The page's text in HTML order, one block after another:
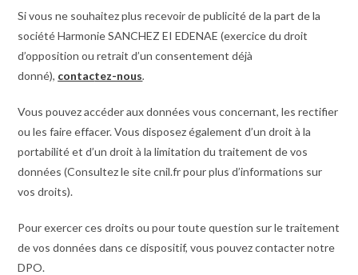
Si vous ne souhaitez plus recevoir de publicité de la part de la
société Harmonie SANCHEZ EI EDENAE (exercice du droit
d’opposition ou retrait d’un consentement déjà
donné), contactez-nous.
Vous pouvez accéder aux données vous concernant, les rectifier
ou les faire effacer. Vous disposez également d’un droit à la
portabilité et d’un droit à la limitation du traitement de vos
données (Consultez le site cnil.fr pour plus d’informations sur
vos droits).
Pour exercer ces droits ou pour toute question sur le traitement
de vos données dans ce dispositif, vous pouvez contacter notre
DPO.